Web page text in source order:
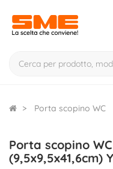
Porta scopino WC
Porta scopino
(9,5x9,5x41,6cm)